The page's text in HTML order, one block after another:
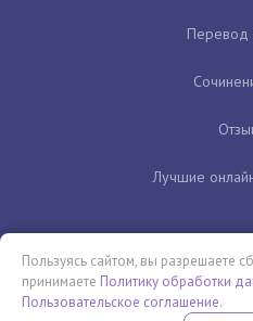
Перевод
Лучшие
Пользуясь сайтом, вы разрешаете
принимаете Политику обработки
Пользовательское соглашение.